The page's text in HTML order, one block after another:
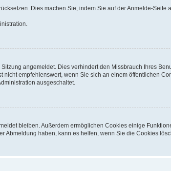
Dies machen Sie, indem Sie auf der Anmelde-Seite
angemeldet. Dies verhindert den Missbrauch Ihres
empfehlenswert, wenn Sie sich an einem öffentlichen
ausgeschaltet.
bleiben. Außerdem ermöglichen Cookies einige
Abmeldung haben, kann es helfen, wenn Sie die Cookies